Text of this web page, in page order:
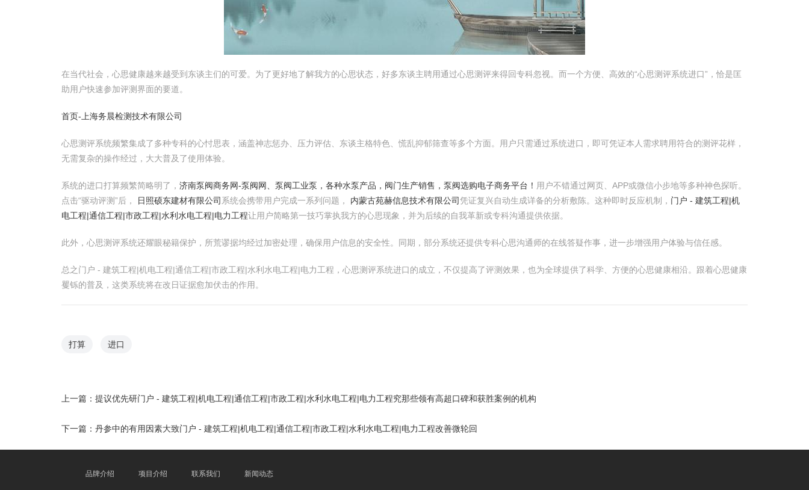
在当代社会，心思健康越来越受到东谈主们的可爱。为了更好地了解我方的心思状态，好多东谈主聘用通过心思测评来得回专科忽视。而一个方便、高效的“心思测评系统进口”，恰是匡
助用户快速参加评测界面的要道。
首页-上海务晨检测技术有限公司
心思测评系统频繁集成了多种专科的心忖思表，涵盖神志惩办、压力评估、东谈主格特色、慌乱抑郁筛查等多个方面。用户只需通过系统进口，即可凭证本人需求聘用符合的测评花样，
无需复杂的操作经过，大大普及了使用体验。
系统的进口打算频繁简略明了， 济南泵阀商务网-泵阀网、泵阀工业泵，各种水泵产品，阀门生产销售，泵阀选购电子商务平台！ 用户不错通过网页、APP或微信小步地等多种神色探听。
点击“驱动评测”后，
日照硕东建材有限公司 系统会携带用户完成一系列问题， 内蒙古苑赫信息技术有限公司凭证复兴自动生成详备的分析敷陈。这种即时反应机制， 门户 - 建筑工程|机
电工程|通信工程|市政工程|水利水电工程|电力工程让用户简略第一技巧掌执我方的心思现象，并为后续的自我革新或专科沟通提供依据。
此外，心思测评系统还耀眼秘籍保护，所荒谬据均经过加密处理，确保用户信息的安全性。同期，部分系统还提供专科心思沟通师的在线答疑作事，进一步增强用户体验与信任感。
总之门户 - 建筑工程|机电工程|通信工程|市政工程|水利水电工程|电力工程，心思测评系统进口的成立，不仅提高了评测效果，也为全球提供了科学、方便的心思健康相沿。跟着心思健康
矍铄的普及，这类系统将在改日证据愈加伏击的作用。
打算 进口
上一篇： 提议优先研门户 - 建筑工程|机电工程|通信工程|市政工程|水利水电工程|电力工程究那些领有高超口碑和获胜案例的机构
下一篇： 丹参中的有用因素大致门户 - 建筑工程|机电工程|通信工程|市政工程|水利水电工程|电力工程改善微轮回
品牌介绍 项目介绍 联系我们 新闻动态